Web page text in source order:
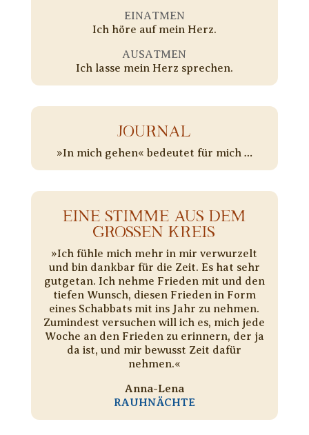
EINATMEN
Ich höre auf mein Herz.
AUSATMEN
Ich lasse mein Herz sprechen.
JOURNAL
»In mich gehen« bedeutet für mich …
EINE STIMME AUS DEM
GROSSEN KREIS
»Ich fühle mich mehr in mir verwurzelt
und bin dankbar für die Zeit. Es hat sehr
gutgetan. Ich nehme Frieden mit und den
tiefen Wunsch, diesen Frieden in Form
eines Schabbats mit ins Jahr zu nehmen.
Zumindest versuchen will ich es, mich jede
Woche an den Frieden zu erinnern, der ja
da ist, und mir bewusst Zeit dafür
nehmen.«
Anna-Lena
RAUHNÄCHTE